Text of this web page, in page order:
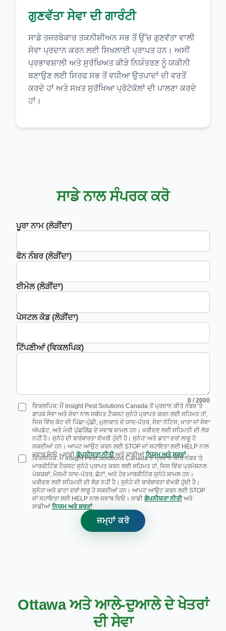
ਗੁਣਵੱਤਾ ਸੇਵਾ ਦੀ ਗਾਰੰਟੀ
ਸਾਡੇ ਤਜਰਬੇਕਾਰ ਤਕਨੀਸ਼ੀਅਨ ਸਭ ਤੋਂ ਉੱਚ ਗੁਣਵੱਤਾ ਵਾਲੀ
ਸੇਵਾ ਪ੍ਰਦਾਨ ਕਰਨ ਲਈ ਸਿਖਲਾਈ ਪ੍ਰਾਪਤ ਹਨ। ਅਸੀਂ
ਪ੍ਰਭਾਵਸ਼ਾਲੀ ਅਤੇ ਸੁਰੱਖਿਅਤ ਕੀੜੇ ਨਿਯੰਤਰਣ ਨੂੰ ਯਕੀਨੀ
ਬਣਾਉਣ ਲਈ ਸਿਰਫ ਸਭ ਤੋਂ ਵਧੀਆ ਉਤਪਾਦਾਂ ਦੀ ਵਰਤੋਂ
ਕਰਦੇ ਹਾਂ ਅਤੇ ਸਖ਼ਤ ਸੁਰੱਖਿਆ ਪ੍ਰੋਟੋਕੋਲਾਂ ਦੀ ਪਾਲਣਾ ਕਰਦੇ
ਹਾਂ।
ਸਾਡੇ ਨਾਲ ਸੰਪਰਕ ਕਰੋ
ਪੂਰਾ ਨਾਮ (ਲੋੜੀਂਦਾ)
ਫੋਨ ਨੰਬਰ (ਲੋੜੀਂਦਾ)
ਈਮੇਲ (ਲੋੜੀਂਦਾ)
ਪੋਸਟਲ ਕੋਡ (ਲੋੜੀਂਦਾ)
ਟਿੱਪਣੀਆਂ (ਵਿਕਲਪਿਕ)
0 / 2000
ਵਿਕਲਪਿਕ: ਮੈਂ Insight Pest Solutions Canada ਤੋਂ ਪ੍ਰਦਾਨ ਕੀਤੇ ਨੰਬਰ 'ਤੇ
ਗਾਹਕ ਸੇਵਾ ਅਤੇ ਸੇਵਾ ਨਾਲ ਸਬੰਧਤ ਟੈਕਸਟ ਸੁਨੇਹੇ ਪ੍ਰਾਪਤ ਕਰਨ ਲਈ ਸਹਿਮਤ ਹਾਂ,
ਜਿਸ ਵਿੱਚ ਕੋਟ ਦੀ ਪਿੱਛਾ-ਪੁੱਛੀ, ਮੁਲਾਕਾਤ ਦੇ ਯਾਦ-ਪੱਤਰ, ਸੇਵਾ ਨੋਟਿਸ, ਖਾਤਾ ਜਾਂ ਸੇਵਾ
ਅੱਪਡੇਟ, ਅਤੇ ਮੇਰੀ ਪੁੱਛਗਿੱਛ ਦੇ ਜਵਾਬ ਸ਼ਾਮਲ ਹਨ। ਖਰੀਦਣ ਲਈ ਸਹਿਮਤੀ ਦੀ ਲੋੜ
ਨਹੀਂ ਹੈ। ਸੁਨੇਹੇ ਦੀ ਬਾਰੰਬਾਰਤਾ ਵੱਖਰੀ ਹੁੰਦੀ ਹੈ। ਸੁਨੇਹਾ ਅਤੇ ਡਾਟਾ ਦਰਾਂ ਲਾਗੂ ਹੋ
ਸਕਦੀਆਂ ਹਨ। ਆਪਟ ਆਉਟ ਕਰਨ ਲਈ STOP ਜਾਂ ਸਹਾਇਤਾ ਲਈ HELP ਨਾਲ
ਜਵਾਬ ਦਿਓ। ਸਾਡੀ ਗੋਪਨੀਯਤਾ ਨੀਤੀ ਅਤੇ ਸਾਡੀਆਂ ਨਿਯਮ ਅਤੇ ਸ਼ਰਤਾਂ.
ਵਿਕਲਪਿਕ: ਮੈਂ Insight Pest Solutions Canada ਤੋਂ ਪ੍ਰਦਾਨ ਕੀਤੇ ਨੰਬਰ 'ਤੇ
ਮਾਰਕੀਟਿੰਗ ਟੈਕਸਟ ਸੁਨੇਹੇ ਪ੍ਰਾਪਤ ਕਰਨ ਲਈ ਸਹਿਮਤ ਹਾਂ, ਜਿਸ ਵਿੱਚ ਪ੍ਰਮੋਸ਼ਨਲ
ਪੇਸ਼ਕਸ਼ਾਂ, ਮੌਸਮੀ ਯਾਦ-ਪੱਤਰ, ਛੋਟਾਂ, ਅਤੇ ਹੋਰ ਮਾਰਕੀਟਿੰਗ ਸੁਨੇਹੇ ਸ਼ਾਮਲ ਹਨ।
ਖਰੀਦਣ ਲਈ ਸਹਿਮਤੀ ਦੀ ਲੋੜ ਨਹੀਂ ਹੈ। ਸੁਨੇਹੇ ਦੀ ਬਾਰੰਬਾਰਤਾ ਵੱਖਰੀ ਹੁੰਦੀ ਹੈ।
ਸੁਨੇਹਾ ਅਤੇ ਡਾਟਾ ਦਰਾਂ ਲਾਗੂ ਹੋ ਸਕਦੀਆਂ ਹਨ। ਆਪਟ ਆਉਟ ਕਰਨ ਲਈ STOP
ਜਾਂ ਸਹਾਇਤਾ ਲਈ HELP ਨਾਲ ਜਵਾਬ ਦਿਓ। ਸਾਡੀ ਗੋਪਨੀਯਤਾ ਨੀਤੀ ਅਤੇ
ਸਾਡੀਆਂ ਨਿਯਮ ਅਤੇ ਸ਼ਰਤਾਂ.
ਜਮ੍ਹਾਂ ਕਰੋ
Ottawa ਅਤੇ ਆਲੇ-ਦੁਆਲੇ ਦੇ ਖੇਤਰਾਂ
ਦੀ ਸੇਵਾ